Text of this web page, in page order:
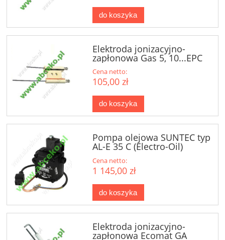
do koszyka
Elektroda jonizacyjno-
zapłonowa Gas 5, 10...EPC
Cena netto:
105,00 zł
do koszyka
Pompa olejowa SUNTEC typ
AL-E 35 C (Electro-Oil)
Cena netto:
1 145,00 zł
do koszyka
Elektroda jonizacyjno-
zapłonowa Ecomat GA